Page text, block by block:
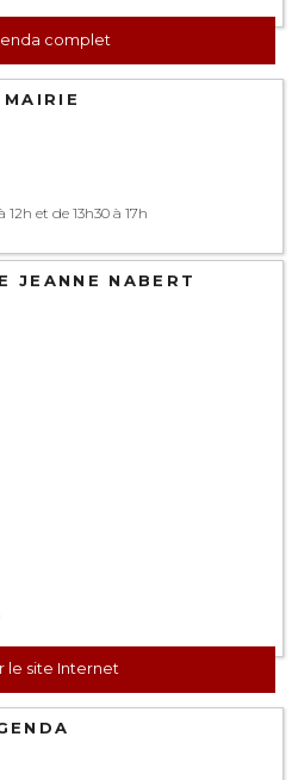
complet
et de 13h30 à 17h
JEANNE NABERT
le site Internet